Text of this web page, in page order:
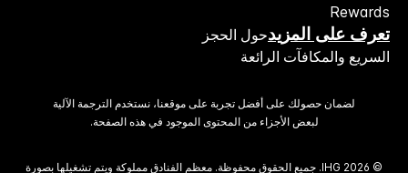
Rewards
تعرف على المزيدحول الحجز
السريع والمكافآت الرائعة
لضمان حصولك على أفضل تجربة على موقعنا، نستخدم الترجمة الآلية
لبعض الأجزاء من المحتوى الموجود في هذه الصفحة.
© 2026 IHG. ‫جميع الحقوق محفوظة.‬ معظم الفنادق مملوكة ويتم تشغيلها بصورة